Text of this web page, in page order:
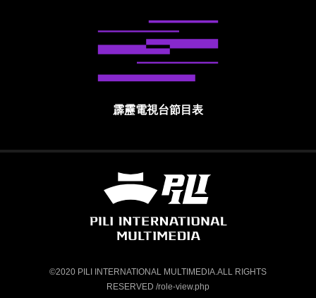
霹靂電視台節目表
霹靂國際多媒體股份有限公司 PILI
©2020 PILI INTERNATIONAL MULTIMEDIA.ALL RIGHTS
RESERVED /role-view.php